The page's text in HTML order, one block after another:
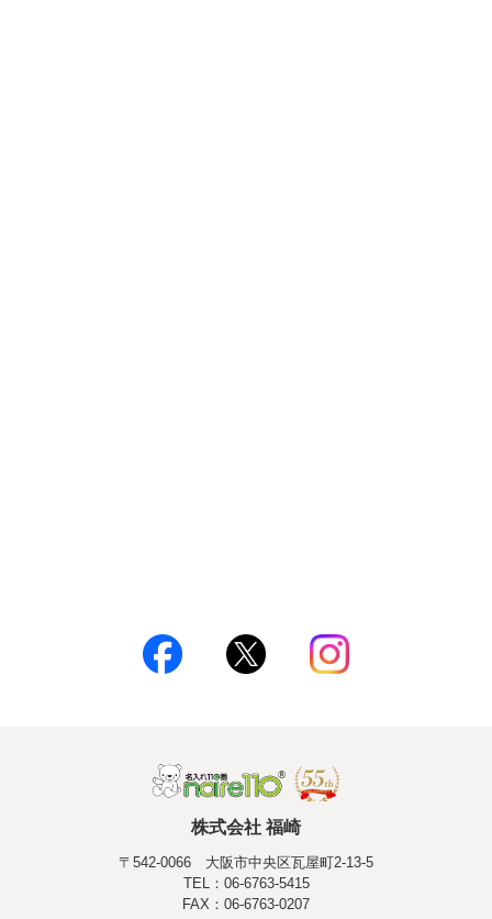
株式会社 福崎
〒542-0066 大阪市中央区瓦屋町2-13-5
TEL：06-6763-5415
FAX：06-6763-0207